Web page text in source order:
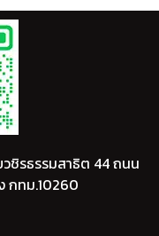
ชิรธรรมสาธิต 44 ถนน
กทม.10260